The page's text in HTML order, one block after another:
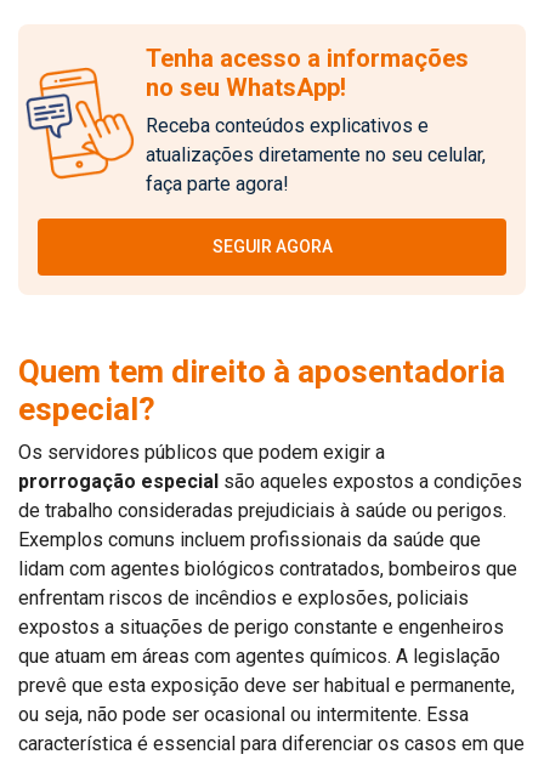
Tenha acesso a informações
no seu WhatsApp!
Receba conteúdos explicativos e
atualizações diretamente no seu celular,
faça parte agora!
SEGUIR AGORA
Quem tem direito à aposentadoria
especial?
Os servidores públicos que podem exigir a
prorrogação especial são aqueles expostos a condições
de trabalho consideradas prejudiciais à saúde ou perigos.
Exemplos comuns incluem profissionais da saúde que
lidam com agentes biológicos contratados, bombeiros que
enfrentam riscos de incêndios e explosões, policiais
expostos a situações de perigo constante e engenheiros
que atuam em áreas com agentes químicos. A legislação
prevê que esta exposição deve ser habitual e permanente,
ou seja, não pode ser ocasional ou intermitente. Essa
característica é essencial para diferenciar os casos em que